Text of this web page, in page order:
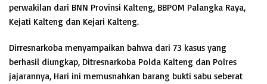
perwakilan dari BNN Provinsi Kalteng, BBPOM Palangka Raya,
Kejati Kalteng dan Kejari Kalteng.
Dirresnarkoba menyampaikan bahwa dari 73 kasus yang
berhasil diungkap, Ditresnarkoba Polda Kalteng dan Polres
jajarannya, Hari ini memusnahkan barang bukti sabu seberat